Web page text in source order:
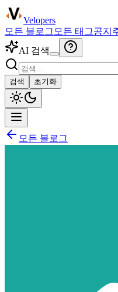
Velopers
모든 블로그 모든 태그공지
AI 검색
검색 초기화
모든 블로그